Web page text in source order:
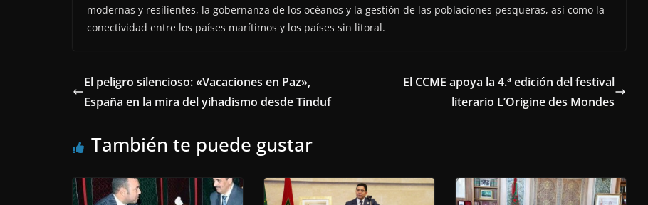
modernas y resilientes, la gobernanza de los océanos y la gestión de las poblaciones pesqueras, así como la
conectividad entre los países marítimos y los países sin litoral.
El peligro silencioso: «Vacaciones en Paz»,
España en la mira del yihadismo desde Tinduf
El CCME apoya la 4.ª edición del festival
literario L’Origine des Mondes
También te puede gustar